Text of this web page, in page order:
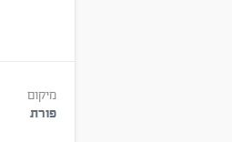
מיקום
פורת